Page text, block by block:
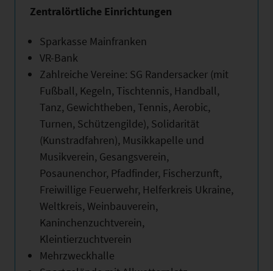
Zentralörtliche Einrichtungen
Sparkasse Mainfranken
VR-Bank
Zahlreiche Vereine: SG Randersacker (mit
Fußball, Kegeln, Tischtennis, Handball,
Tanz, Gewichtheben, Tennis, Aerobic,
Turnen, Schützengilde), Solidarität
(Kunstradfahren), Musikkapelle und
Musikverein, Gesangsverein,
Posaunenchor, Pfadfinder, Fischerzunft,
Freiwillige Feuerwehr, Helferkreis Ukraine,
Weltkreis, Weinbauverein,
Kaninchenzuchtverein,
Kleintierzuchtverein
Mehrzweckhalle